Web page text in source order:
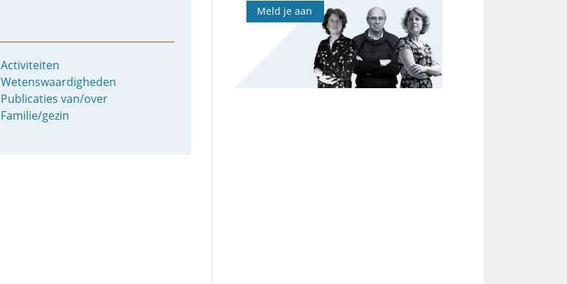
Activiteiten
Wetenswaardigheden
Publicaties van/over
Familie/gezin
Meld je aan